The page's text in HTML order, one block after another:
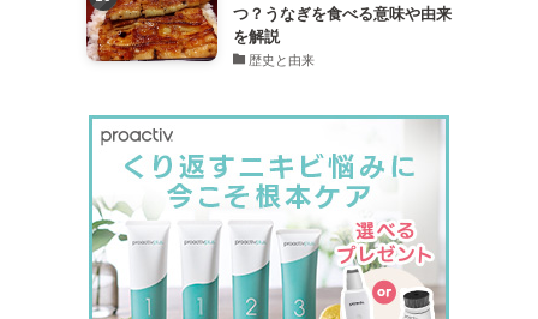
つ？うなぎを食べる意味や由来
を解説
歴史と由来